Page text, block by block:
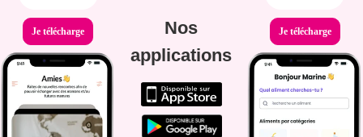
Je télécharge
Nos
applications
Je télécharge